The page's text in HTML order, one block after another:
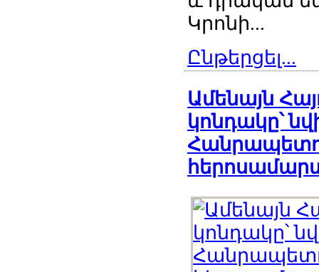
Կրոնի...
Ընթերցել...
Ամենայն
կոնդակը՝